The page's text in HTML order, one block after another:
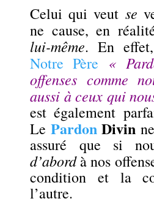
Celui qui veut se
ne cause, en
lui-même. En
Notre Père «
offenses comme
aussi à ceux qui
est également
Le PardonDivin
assuré que si
d’abordà nos
condition et la
l’autre.